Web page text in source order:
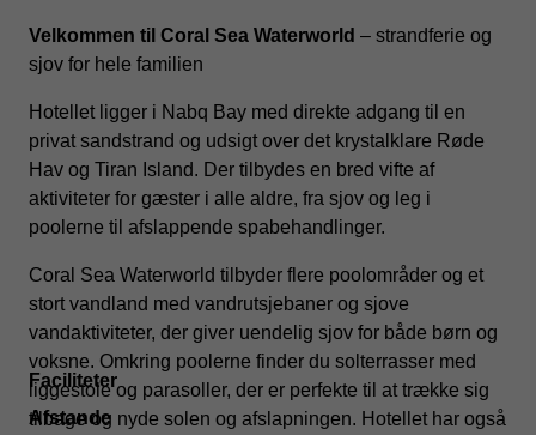
Velkommen til Coral Sea Waterworld – strandferie og
sjov for hele familien
Hotellet ligger i Nabq Bay med direkte adgang til en
privat sandstrand og udsigt over det krystalklare Røde
Hav og Tiran Island. Der tilbydes en bred vifte af
aktiviteter for gæster i alle aldre, fra sjov og leg i
poolerne til afslappende spabehandlinger.
Coral Sea Waterworld tilbyder flere poolområder og et
stort vandland med vandrutsjebaner og sjove
vandaktiviteter, der giver uendelig sjov for både børn og
voksne. Omkring poolerne finder du solterrasser med
liggestole og parasoller, der er perfekte til at trække sig
tilbage og nyde solen og afslapningen. Hotellet har også
Faciliteter
Afstande